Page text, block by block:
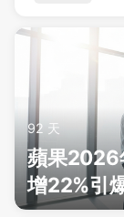
92 天
蘋果2026
增22%引